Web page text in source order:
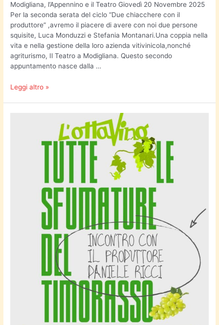
Modigliana, l’Appennino e il Teatro Giovedì 20 Novembre 2025
Per la seconda serata del ciclo “Due chiacchere con il
produttore” ,avremo il piacere di avere con noi due persone
squisite, Luca Monduzzi e Stefania Montanari.Una coppia nella
vita e nella gestione della loro azienda vitivinicola,nonché
agriturismo, Il Teatro a Modigliana. Questo secondo
appuntamento nasce dalla …
Leggi altro »